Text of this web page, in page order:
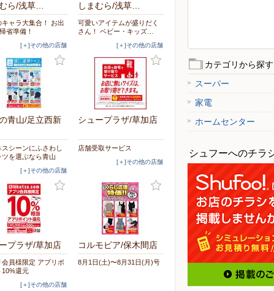
ら/浅草…
キャラ大集合！ お出
省準備！
[＋]その他の店舗
しまむら/浅草…
可愛いアイテムが盛りだく
さん！ ベビー・キッズ…
[＋]その他の店舗
青山/足立西新
スシーンにふさわし
ツを選ぶなら青山
[＋]その他の店舗
シュープラザ/草加店
店舗受取サービス
[＋]その他の店舗
プラザ/草加店
会員様限定 アプリポ
10%還元
[＋]その他の店舗
コルモピア/保木間店
8月1日(土)〜8月31日(月)号
カテゴリから探す
スーパー
家電
ホームセンター
シュフーへのチラ